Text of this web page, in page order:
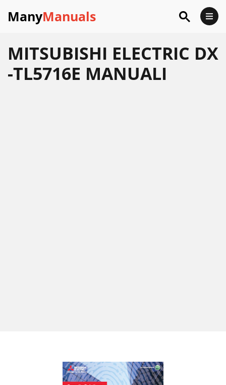
ManyManuals
MITSUBISHI ELECTRIC DX
-TL5716E MANUALI